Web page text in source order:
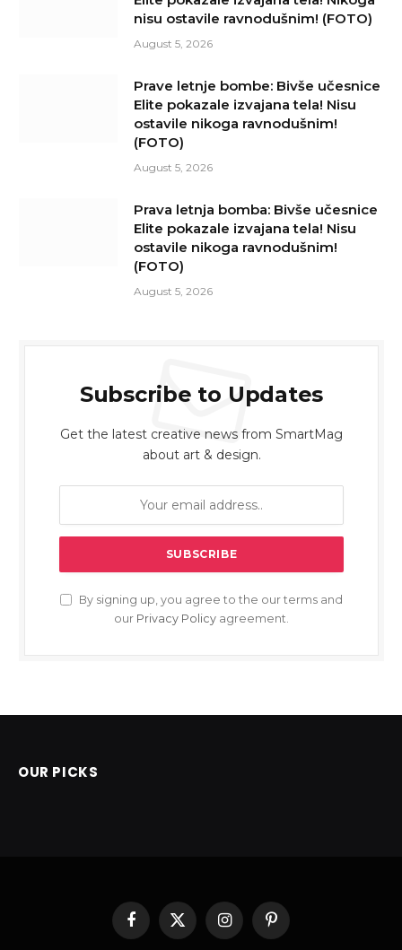
nisu ostavile ravnodušnim! (FOTO)
August 5, 2026
Prave letnje bombe: Bivše učesnice
Elite pokazale izvajana tela! Nisu
ostavile nikoga ravnodušnim!
(FOTO)
August 5, 2026
Prava letnja bomba: Bivše učesnice
Elite pokazale izvajana tela! Nisu
ostavile nikoga ravnodušnim!
(FOTO)
August 5, 2026
Subscribe to Updates
Get the latest creative news from SmartMag
about art & design.
By signing up, you agree to the our terms and
our Privacy Policy agreement.
OUR PICKS
Facebook
X
(Twitter)
InstagramPinterest